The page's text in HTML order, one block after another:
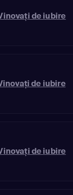
de iubire
de iubire
de iubire